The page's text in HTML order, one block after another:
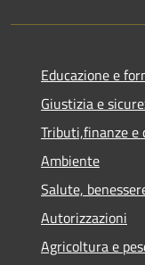
Educazione e
Giustizia e
Tributi,finanze e
Ambiente
Salute,
Autorizzazioni
Agricoltura e